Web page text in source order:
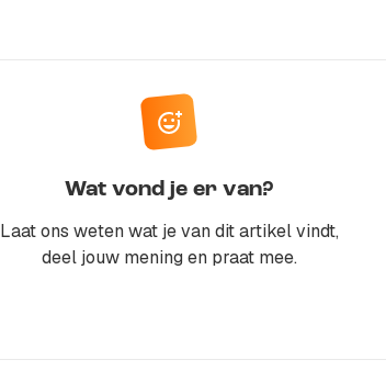
Wat vond je er van?
Laat ons weten wat je van dit artikel vindt,
deel jouw mening en praat mee.